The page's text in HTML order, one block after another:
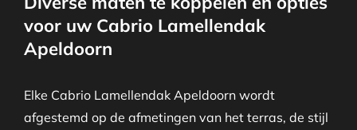
voor uw Cabrio Lamellendak
Apeldoorn
Elke Cabrio Lamellendak Apeldoorn wordt
afgestemd op de afmetingen van het terras, de stijl